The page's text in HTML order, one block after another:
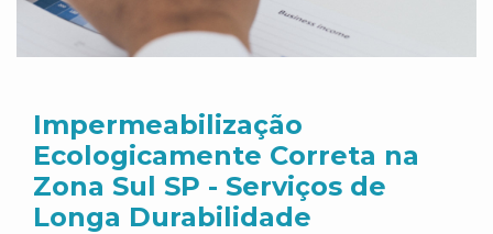
Impermeabilização
Ecologicamente Correta na
Zona Sul SP - Serviços de
Longa Durabilidade